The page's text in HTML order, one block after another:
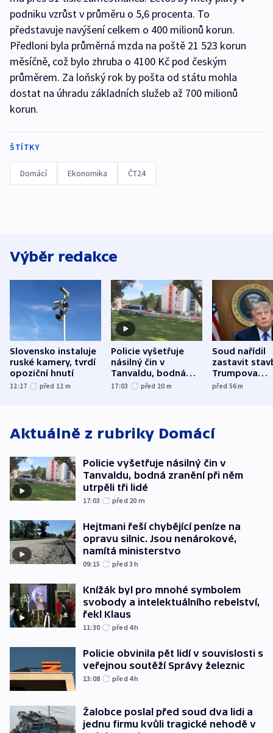
podniku vzrůst v průměru o 5,6 procenta. To
představuje navýšení celkem o 400 milionů korun.
Předloni byla průměrná mzda na poště 21 523 korun
měsíčně, což bylo zhruba o 4100 Kč pod českým
průměrem. Za loňský rok by pošta od státu mohla
dostat na úhradu základních služeb až 700 milionů
korun.
ŠTÍTKY
Domácí Ekonomika ČT24
Výběr redakce
Slovensko instaluje
ruské kamery, tvrdí
opoziční hnutí
12:27 před 12 m
Policie vyšetřuje
násilný čin v
Tanvaldu, bodná
zranění při něm
17:03 před 20 m
Soud nařídil
zastavit
Trumpova
tanečního
před 56m
Aktuálně z rubriky Domácí
Policie vyšetřuje násilný čin v
Tanvaldu, bodná zranění při něm
utrpěli tři lidé
17:03 před 20 m
Hejtmani řeší chybějící peníze na
opravu silnic. Jsou nenárokové,
namítá ministerstvo
09:15 před 3h
Knížák byl pro mnohé symbolem
svobody a intelektuálního rebelství,
řekl Klaus
11:30 před 4h
Policie obvinila pět lidí v souvislosti s
veřejnou soutěží Správy železnic
13:08 před 4h
Žalobce poslal před soud dva lidi a
jednu firmu kvůli tragické nehodě v